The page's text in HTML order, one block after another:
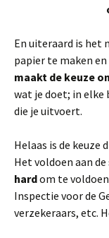
En uiteraard is het
papier te maken
maakt de keuze
wat je doet; in elke
die je uitvoert.
Helaas is de keuze
Het voldoen aan
hardom te
Inspectie voor de
verzekeraars, etc.